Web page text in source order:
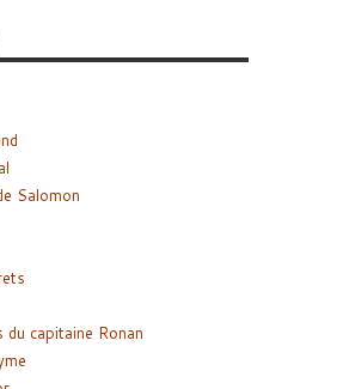
Salomon
du capitaine Ronan